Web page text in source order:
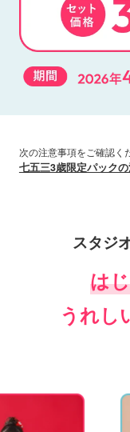
次の注意事項をご確認く
七五三3歳限定パック
スタジ
は
うれし